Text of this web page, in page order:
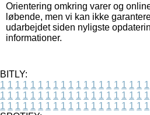
Orientering omkring varer og
løbende, men vi kan ikke
udarbejdet siden nyligste
informationer.
BITLY:
1 1 1 1 1 1 1 1 1 1 1 1 1 1 1 1 1 1 1 1
1 1 1 1 1 1 1 1 1 1 1 1 1 1 1 1 1 1 1 1
1 1 1 1 1 1 1 1 1 1 1 1 1 1 1 1 1 1 1 1